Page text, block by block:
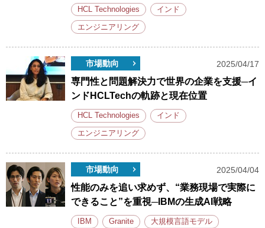
HCL Technologies インド
エンジニアリング
市場動向 2025/04/17
専門性と問題解決力で世界の企業を支援─イ
ンドHCLTechの軌跡と現在位置
HCL Technologies インド
エンジニアリング
市場動向 2025/04/04
性能のみを追い求めず、“業務現場で実際に
できること”を重視─IBMの生成AI戦略
IBM Granite 大規模言語モデル